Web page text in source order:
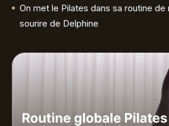
On met le Pilates dans sa routine
sourire de Delphine